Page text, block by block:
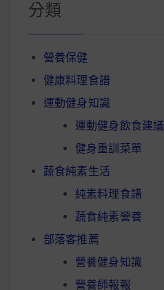
分類
營養保健
健康料理食譜
運動健身知識
運動健身飲食建議
健身重訓菜單
蔬食純素生活
純素料理食譜
蔬食純素營養
部落客推薦
營養健身知識
營養師報報